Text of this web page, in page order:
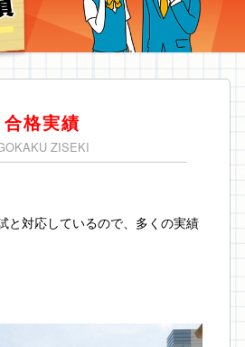
合格実績
ZISEKI
と対応しているので、多くの実績